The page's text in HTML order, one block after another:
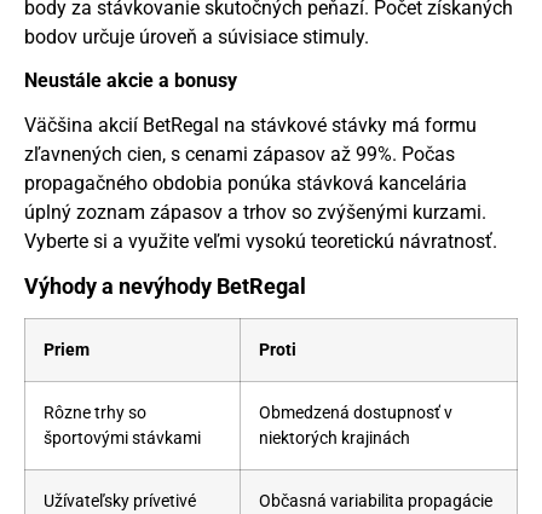
body za stávkovanie skutočných peňazí. Počet získaných
bodov určuje úroveň a súvisiace stimuly.
Neustále akcie a bonusy
Väčšina akcií BetRegal na stávkové stávky má formu
zľavnených cien, s cenami zápasov až 99%. Počas
propagačného obdobia ponúka stávková kancelária
úplný zoznam zápasov a trhov so zvýšenými kurzami.
Vyberte si a využite veľmi vysokú teoretickú návratnosť.
Výhody a nevýhody BetRegal
Priem Proti
Rôzne trhy so
športovými stávkami
Obmedzená dostupnosť v
niektorých krajinách
Užívateľsky prívetivé
Občasná variabilita propagácie